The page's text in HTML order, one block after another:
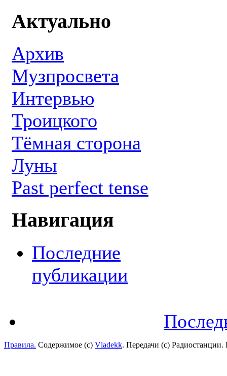
Актуально
Архив
Музпросвета
Интервью
Троицкого
Тёмная сторона
Луны
Past perfect tense
Навигация
Последние
публикации
Правила. Содержимое (с) Vladekk. Передачи (с)